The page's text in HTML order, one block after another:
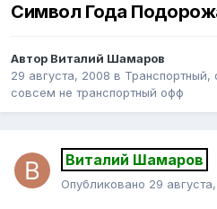
Символ Года
Автор Виталий Шамаров
29 августа, 2008 в Транспортный,
совсем не транспортный офф
Виталий Шамаров
Опубликовано 29